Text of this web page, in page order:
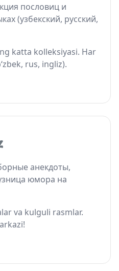
пословиц и
(узбекский, русский,
katta kolleksiyasi. Har
rus, ingliz).
анекдоты,
юмора на
va kulguli rasmlar.